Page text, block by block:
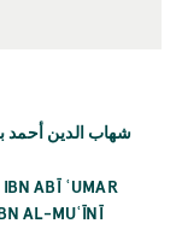
شهاب الدين أحمد
ABĪ ʿUMAR
AL-MUʿĪNĪ